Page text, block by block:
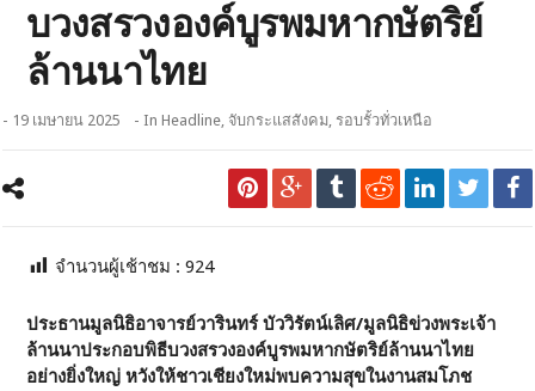
บวงสรวงองค์บูรพมหากษัตริย์
ล้านนาไทย
- 19 เมษายน 2025 - InHeadline, จับกระแสสังคม, รอบรั้วทั่วเหนือ
จำนวนผู้เช้าชม :924
ประธานมูลนิธิอาจารย์วารินทร์ บัววิรัตน์เลิศ/มูลนิธิข่วงพระเจ้า
ล้านนาประกอบพิธีบวงสรวงองค์บูรพมหากษัตริย์ล้านนาไทย
อย่างยิ่งใหญ่ หวังให้ชาวเชียงใหม่พบความสุขในงานสมโภช